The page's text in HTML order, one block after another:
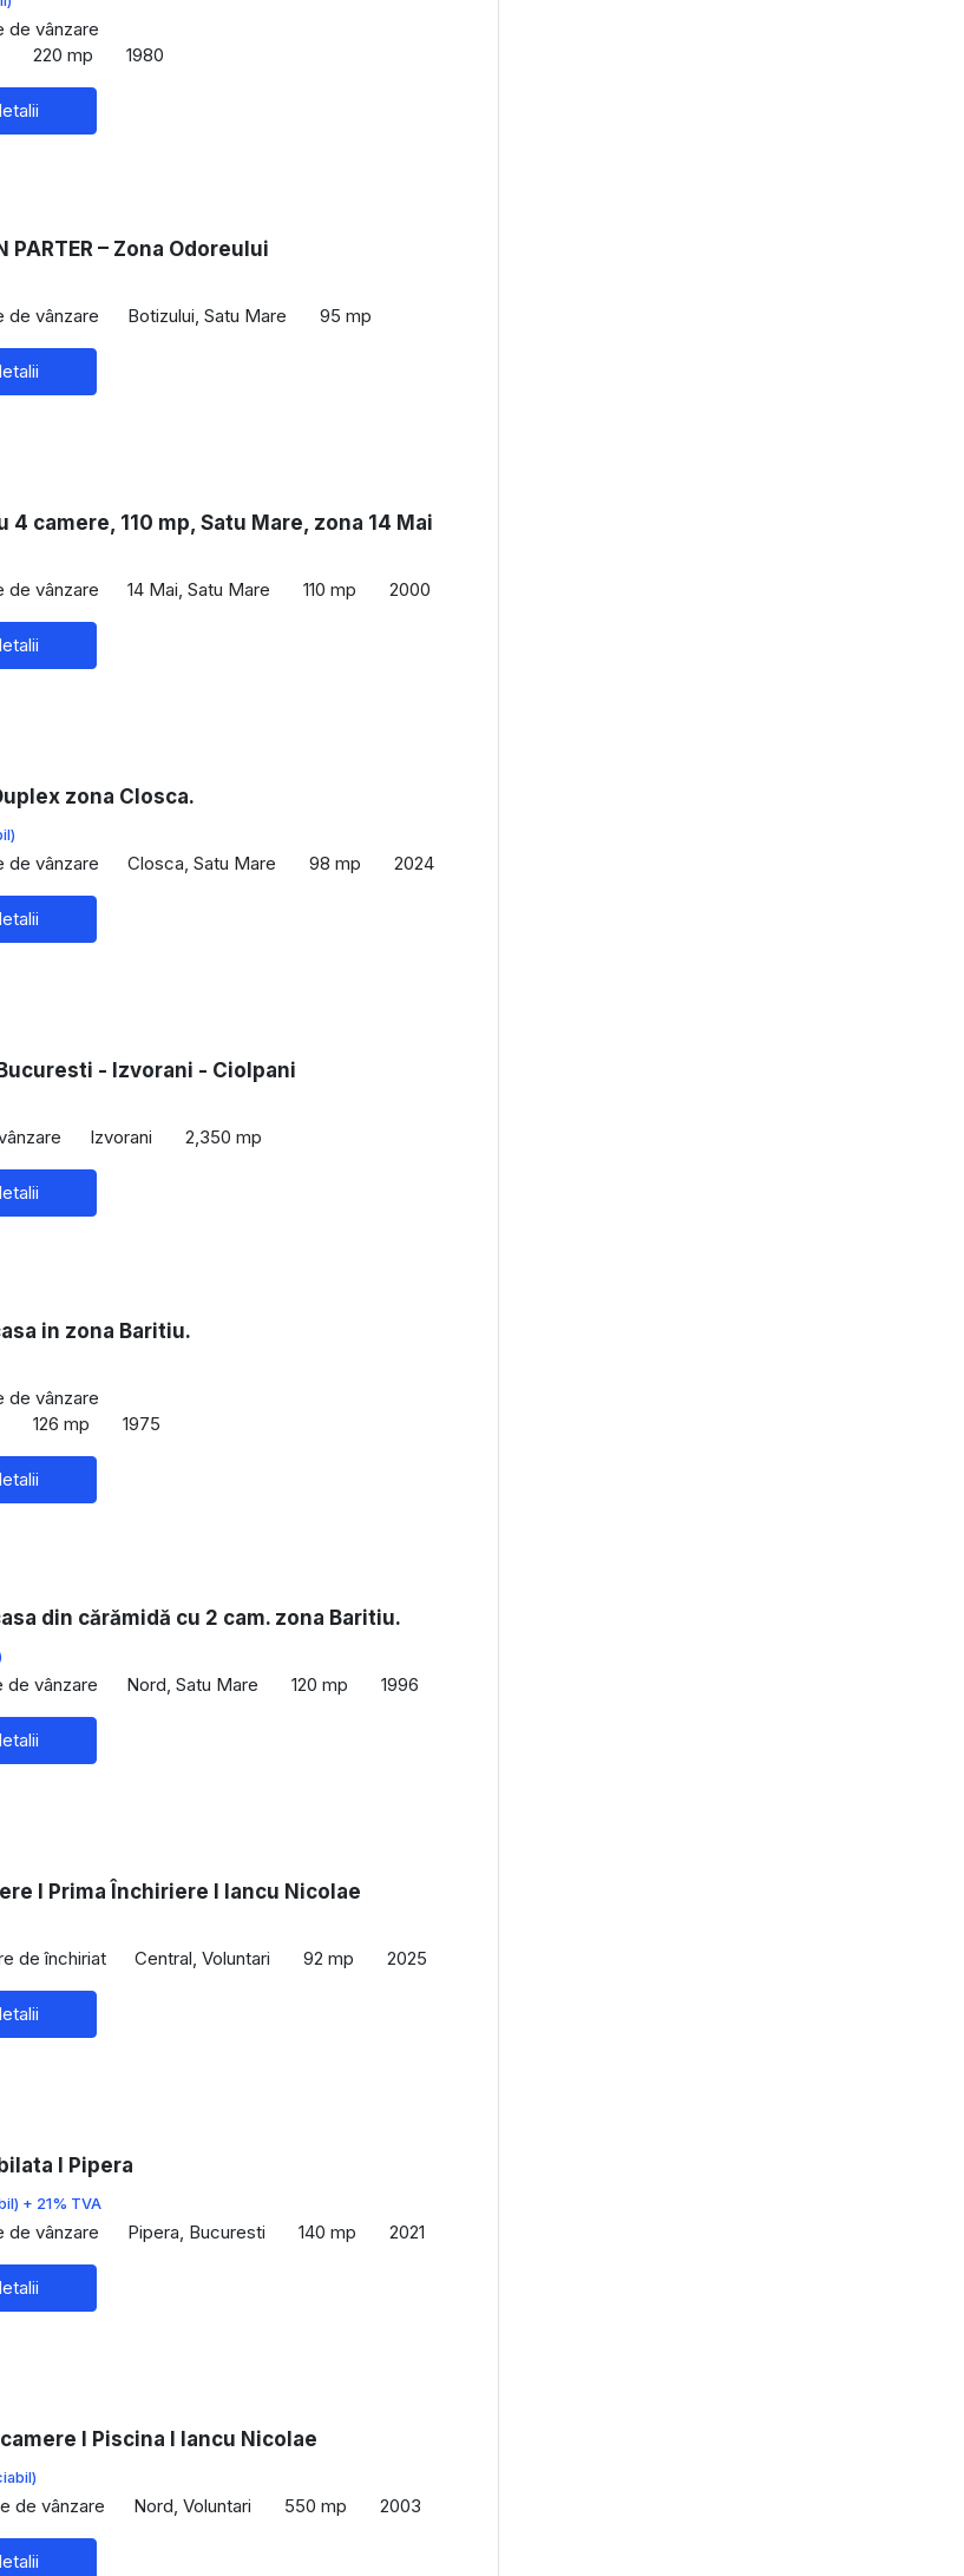
de vânzare
220 mp 1980
PARTER – Zona Odoreului
de vânzare Botizului, Satu Mare 95 mp
4 camere, 110 mp, Satu Mare, zona 14 Mai
de vânzare 14 Mai, Satu Mare 110 mp 2000
zona Closca.
de vânzare Closca, Satu Mare 98 mp 2024
- Izvorani - Ciolpani
Izvorani 2,350 mp
in zona Baritiu.
de vânzare
126 mp 1975
din cărămidă cu 2 cam. zona Baritiu.
de vânzare Nord, Satu Mare 120 mp 1996
I Prima Închiriere I Iancu Nicolae
de închiriat Central, Voluntari 92 mp 2025
I Pipera
+ 21% TVA
de vânzare Pipera, Bucuresti 140 mp 2021
I Piscina I Iancu Nicolae
de vânzare Nord, Voluntari 550 mp 2003